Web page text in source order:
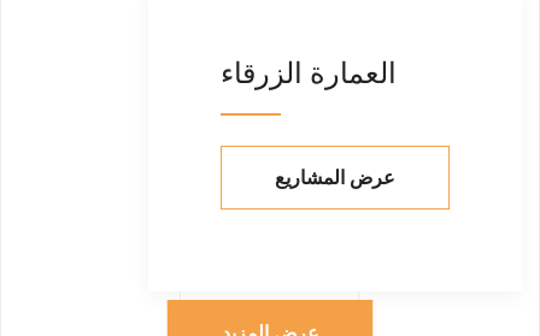
العمارة الزرقاء
عرض المشاريع